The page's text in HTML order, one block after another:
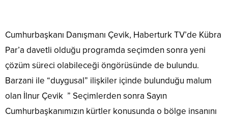
Cumhurbaşkanı Danışmanı Çevik, Haberturk TV’de Kübra
Par’a davetli olduğu programda seçimden sonra yeni
çözüm süreci olabileceği öngörüsünde de bulundu.
Barzani ile “duygusal” ilişkiler içinde bulunduğu malum
olan İlnur Çevik ” Seçimlerden sonra Sayın
Cumhurbaşkanımızın kürtler konusunda o bölge insanını